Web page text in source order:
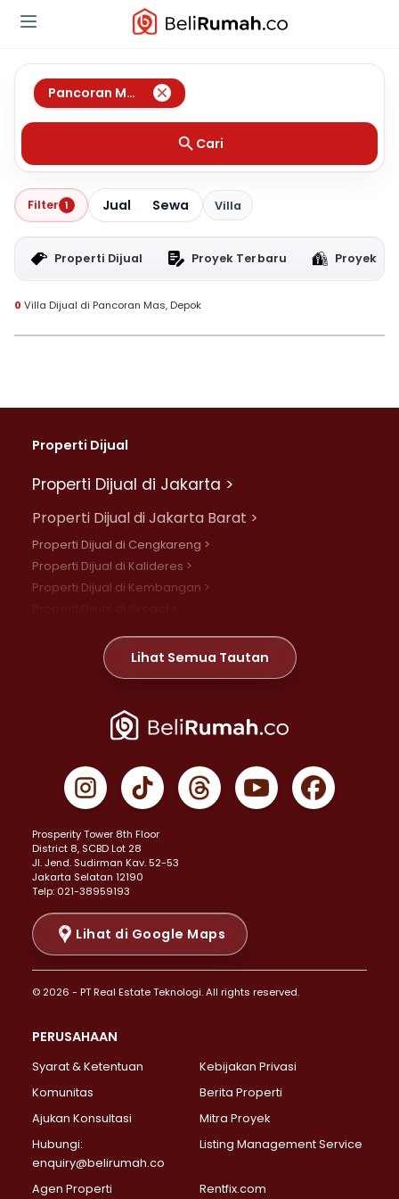
Pancoran Mas Depok
Cari
Filter 1 Jual Sewa Villa
Properti Dijual Proyek Terbaru Proyek
0 Villa Dijual di Pancoran Mas, Depok
Properti Dijual
Properti Dijual di Jakarta >
Properti Dijual di Jakarta Barat >
Properti Dijual di Cengkareng >
Properti Dijual di Kalideres >
Properti Dijual di Kembangan >
Properti Dijual di Meruya >
Properti Dijual di Jelambar >
Properti Dijual di Jakarta Pusat >
Properti Dijual di Gambir >
Properti Dijual di Johar Baru >
Properti Dijual di Menteng >
Properti Dijual di Senen >
Properti Dijual di Tanah Abang >
Properti Dijual di Cikini >
Properti Dijual di Kramat >
Properti Dijual di Pasar Baru >
Properti Dijual di Bendungan Hilir >
Properti Dijual di Jakarta Selatan >
Properti Dijual di Lebak Bulus >
Properti Dijual di Gandaria Selatan >
Properti Dijual di Pondok Labu >
Properti Dijual di Lenteng Agung >
Properti Dijual di Senayan >
Properti Dijual di Pondok Pinang >
Lihat Semua Tautan
Prosperity Tower 8th Floor
District 8, SCBD Lot 28
JI. Jend. Sudirman Kav. 52-53
Jakarta Selatan 12190
Telp: 021-38959193
Lihat di Google Maps
© 2026 - PT Real Estate Teknologi. All rights reserved.
PERUSAHAAN
Syarat & Ketentuan
Kebijakan Privasi
Komunitas
Berita Properti
Ajukan Konsultasi
Mitra Proyek
Hubungi:
enquiry@belirumah.co
Listing Management Service
Agen Properti Rentfix.com